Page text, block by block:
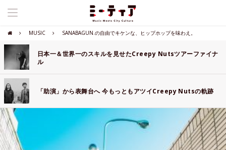
MUSIC SANABAGUN.の自由でキケンな、ヒップホップを味わえ。
日本一＆世界一のスキルを見せたCreepy Nutsツアーファイナ
ル
「助演」から表舞台へ 今もっともアツイCreepy Nutsの軌跡